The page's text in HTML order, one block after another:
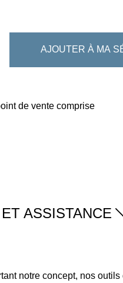
AJOUTER À MA
de vente comprise
ASSISTANCE
notre concept, nos